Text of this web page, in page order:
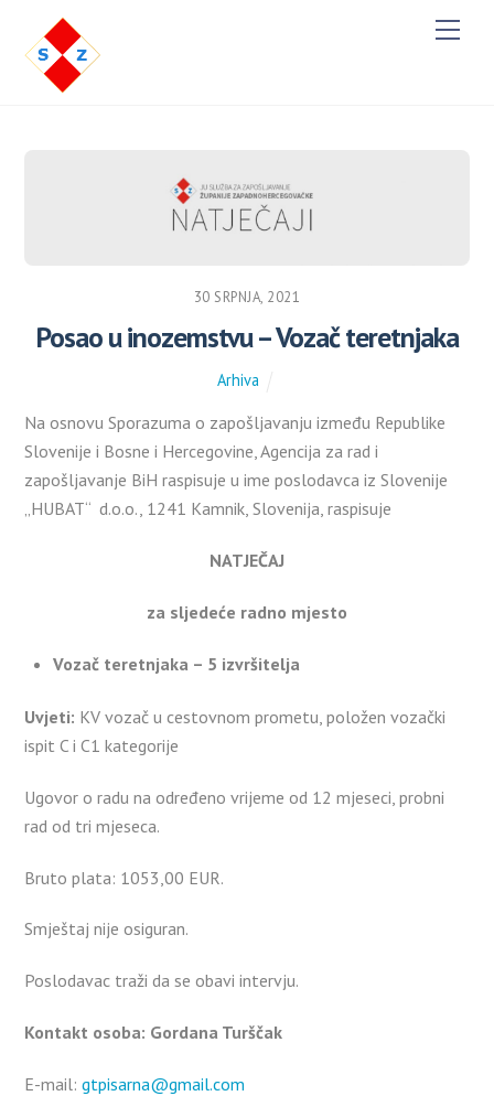
M
e
30 SRPNJA, 2021
Posao u inozemstvu – Vozač teretnjaka
Arhiva
Na osnovu Sporazuma o zapošljavanju između Republike
Slovenije i Bosne i Hercegovine, Agencija za rad i
zapošljavanje BiH raspisuje u ime poslodavca iz Slovenije
„HUBAT“ d.o.o., 1241 Kamnik, Slovenija, raspisuje
NATJEČAJ
za sljedeće radno mjesto
Vozač teretnjaka – 5 izvršitelja
Uvjeti: KV vozač u cestovnom prometu, položen vozački
ispit C i C1 kategorije
Ugovor o radu na određeno vrijeme od 12 mjeseci, probni
rad od tri mjeseca.
Bruto plata: 1053,00 EUR.
Smještaj nije osiguran.
Poslodavac traži da se obavi intervju.
Kontakt osoba: Gordana Turščak
E-mail:gtpisarna@gmail.com